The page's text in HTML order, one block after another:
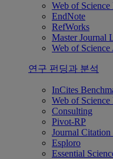
Web of Science
EndNote
RefWorks
Master Journal
Web of
연구 펀딩과 분석
InCites
Web of Science
Consulting
Pivot-RP
Journal Citation
Esploro
Essential